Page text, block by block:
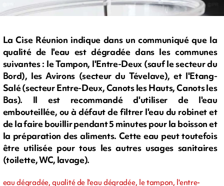
La Cise Réunion indique dans un communiqué que la
qualité de l'eau est dégradée dans les communes
suivantes : le Tampon, l'Entre-Deux (sauf le secteur du
Bord), les Avirons (secteur du Tévelave), et l'Etang-
Salé (secteur Entre-Deux, Canots les Hauts, Canots les
Bas). Il est recommandé d'utiliser de l'eau
embouteillée, ou à défaut de filtrer l'eau du robinet et
de la faire bouillir pendant 5 minutes pour la boisson et
la préparation des aliments. Cette eau peut toutefois
être utilisée pour tous les autres usages sanitaires
(toilette, WC, lavage).
eau dégradée, qualité de l'eau dégradée, le tampon, l'entre-